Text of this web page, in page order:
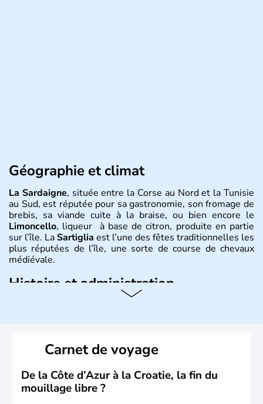
Géographie et climat
La Sardaigne, située entre la Corse au Nord et la Tunisie
au Sud, est réputée pour sa gastronomie, son fromage de
brebis, sa viande cuite à la braise, ou bien encore le
Limoncello, liqueur à base de citron, produite en partie
sur l’île. LaSartiglia est l’une des fêtes traditionnelles les
plus réputées de l’île, une sorte de course de chevaux
médiévale.
Histoire et administration
Berlinguer et Gramsci. La forte tradition orale sarde a
créé de nombreux contes et légendes que les familles se
transmettent.
Carnet de voyage
De la Côte d’Azur à la Croatie, la fin du
mouillage libre ?